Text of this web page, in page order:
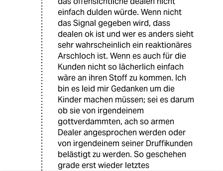
einfach dulden würde. Wenn nicht
das Signal gegeben wird, dass
dealen ok ist und wer es anders sieht
sehr wahrscheinlich ein reaktionäres
Arschloch ist. Wenn es auch für die
Kunden nicht so lächerlich einfach
wäre an ihren Stoff zu kommen. Ich
bin es leid mir Gedanken um die
Kinder machen müssen; sei es darum
ob sie von irgendeinem
gottverdammten, ach so armen
Dealer angesprochen werden oder
von irgendeinem seiner Druffikunden
belästigt zu werden. So geschehen
grade erst wieder letztes